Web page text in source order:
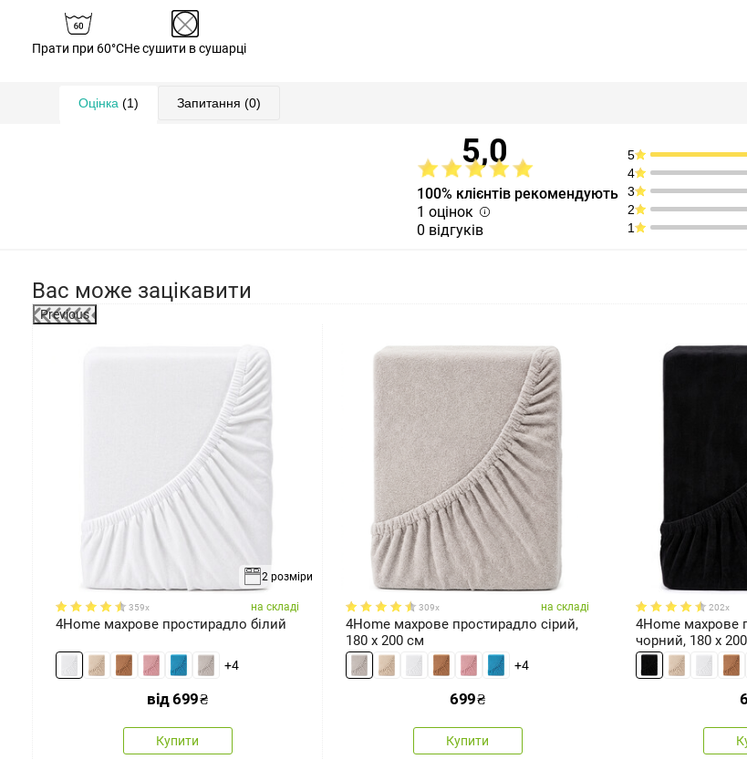
Прати при 60°CНе сушити в сушарці
Оцінка (1) Запитання (0)
5,0
100% клієнтів рекомендують
1 оцінок
0 відгуків
5
4
3
2
1
Вас може зацікавити
Previous
2 розміри
359x на складі
4Home махрове простирадло білий
+4
від699₴
Купити
309x на складі
4Home махрове простирадло сірий,
180 x 200 см
+4
699₴
Купити
202x
4Home махрове
чорний, 180 x